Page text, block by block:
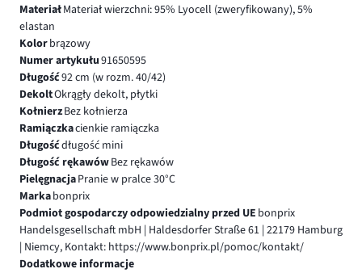
MateriałMateriał wierzchni: 95% Lyocell (zweryfikowany), 5%
elastan
Kolorbrązowy
Numer artykułu91650595
Długość92 cm (w rozm. 40/42)
DekoltOkrągły dekolt, płytki
KołnierzBez kołnierza
Ramiączkacienkie ramiączka
Długośćdługość mini
Długość rękawówBez rękawów
PielęgnacjaPranie w pralce 30°C
Markabonprix
Podmiot gospodarczy odpowiedzialny przed UE bonprix
Handelsgesellschaft mbH | Haldesdorfer Straße 61 | 22179 Hamburg
| Niemcy, Kontakt: https://www.bonprix.pl/pomoc/kontakt/
Dodatkowe informacje